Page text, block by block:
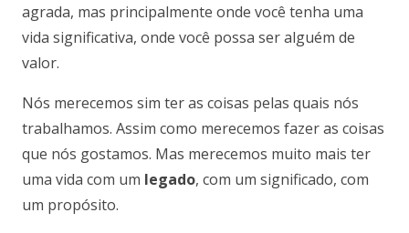
agrada, mas principalmente onde você tenha uma
vida significativa, onde você possa ser alguém de
valor.
Nós merecemos sim ter as coisas pelas quais nós
trabalhamos. Assim como merecemos fazer as coisas
que nós gostamos. Mas merecemos muito mais ter
uma vida com um legado, com um significado, com
um propósito.